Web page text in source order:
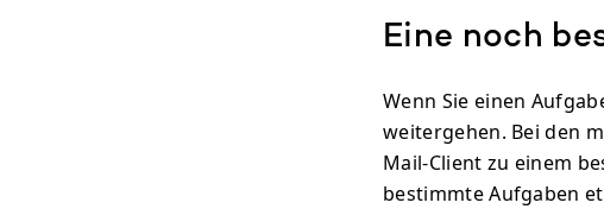
Eine noch
Wenn Sie einen
weitergehen. Bei den
Mail-Client zu einem
bestimmte Aufgaben